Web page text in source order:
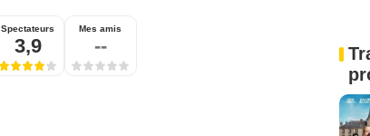
Spectateurs
3,9
Mes amis
--